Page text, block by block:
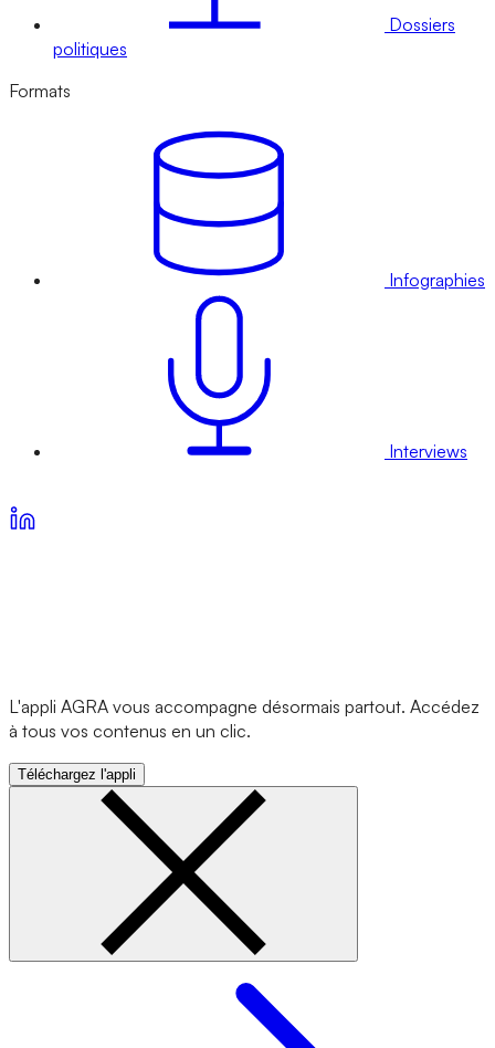
Dossiers
politiques
Formats
Infographies
Interviews
L'appli AGRA vous accompagne désormais partout. Accédez
à tous vos contenus en un clic.
Téléchargez l'appli